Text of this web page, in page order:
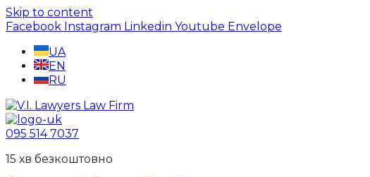
Skip to content
Facebook Instagram Linkedin Youtube Envelope
UA
EN
RU
095 514 7037
15 хв безкоштовно